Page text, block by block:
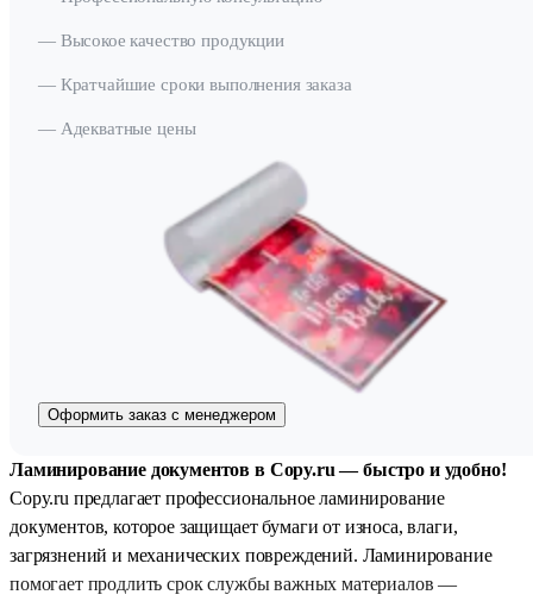
— Высокое качество продукции
— Кратчайшие сроки выполнения заказа
— Адекватные цены
Оформить заказ с менеджером
Ламинирование документов в Copy.ru — быстро и удобно!
Copy.ru предлагает профессиональное ламинирование
документов, которое защищает бумаги от износа, влаги,
загрязнений и механических повреждений. Ламинирование
помогает продлить срок службы важных материалов —